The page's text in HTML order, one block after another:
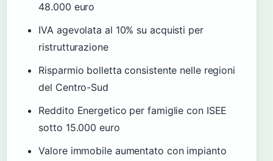
48.000 euro
IVA agevolata al 10% su acquisti per
ristrutturazione
Risparmio bolletta consistente nelle regioni
del Centro-Sud
Reddito Energetico per famiglie con ISEE
sotto 15.000 euro
Valore immobile aumentato con impianto